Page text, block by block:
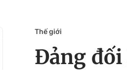
Thế giới
Đảng đối